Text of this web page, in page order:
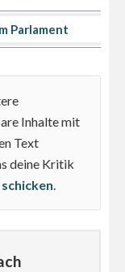
Parlament
Inhalte mit
Text
deine Kritik
.